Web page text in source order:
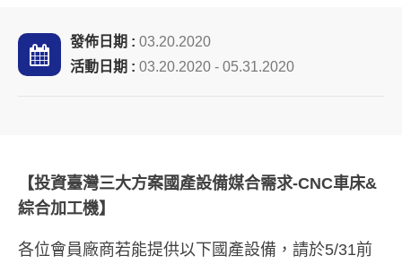
發佈日期 : 03.20.2020
活動日期 : 03.20.2020 - 05.31.2020
【投資臺灣三大方案國產設備媒合需求-CNC車床&
綜合加工機】
各位會員廠商若能提供以下國產設備，請於5/31前